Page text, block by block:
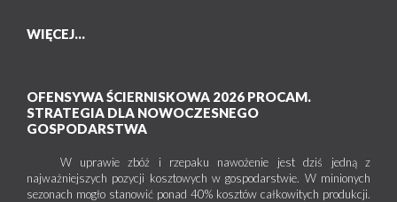
WIĘCEJ...
OFENSYWA ŚCIERNISKOWA 2026 PROCAM.
STRATEGIA DLA NOWOCZESNEGO
GOSPODARSTWA
W uprawie zbóż i rzepaku nawożenie jest dziś jedną z
najważniejszych pozycji kosztowych w gospodarstwie. W minionych
sezonach mogło stanowić ponad 40% kosztów całkowitych produkcji.